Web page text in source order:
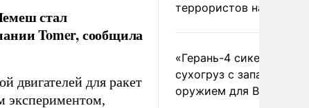
стал
Tomer, сообщила
двигателей для ракет
экспериментом,
террористов на
«Герань-4 сикер»
сухогруз с западным
оружием для ВСУ